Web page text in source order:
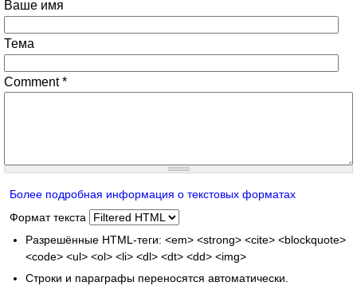
Ваше имя
Тема
Comment*
Более подробная информация о текстовых форматах
Формат текста
Разрешённые HTML-теги: <em> <strong> <cite> <blockquote>
<code> <ul> <ol> <li> <dl> <dt> <dd> <img>
Строки и параграфы переносятся автоматически.